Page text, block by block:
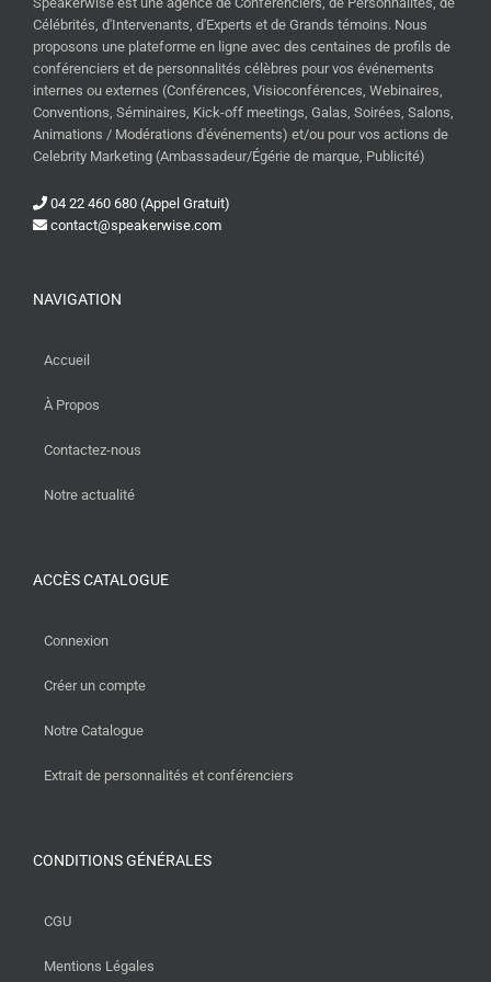
Célébrités, d'Intervenants, d'Experts et de Grands témoins. Nous
proposons une plateforme en ligne avec des centaines de profils de
conférenciers et de personnalités célèbres pour vos événements
internes ou externes (Conférences, Visioconférences, Webinaires,
Conventions, Séminaires, Kick-off meetings, Galas, Soirées, Salons,
Animations / Modérations d'événements) et/ou pour vos actions de
Celebrity Marketing (Ambassadeur/Égérie de marque, Publicité)
04 22 460 680 (Appel Gratuit)
contact@speakerwise.com
NAVIGATION
Accueil
À Propos
Contactez-nous
Notre actualité
ACCÈS CATALOGUE
Connexion
Créer un compte
Notre Catalogue
Extrait de personnalités et conférenciers
CONDITIONS GÉNÉRALES
CGU
Mentions Légales